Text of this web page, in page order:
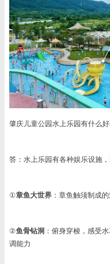
肇庆儿童公园水上乐园有什么好
答：水上乐园有各种娱乐设施
①章鱼大世界：章鱼触须制成
②鱼骨钻洞 ：俯身穿梭，感受
调能力